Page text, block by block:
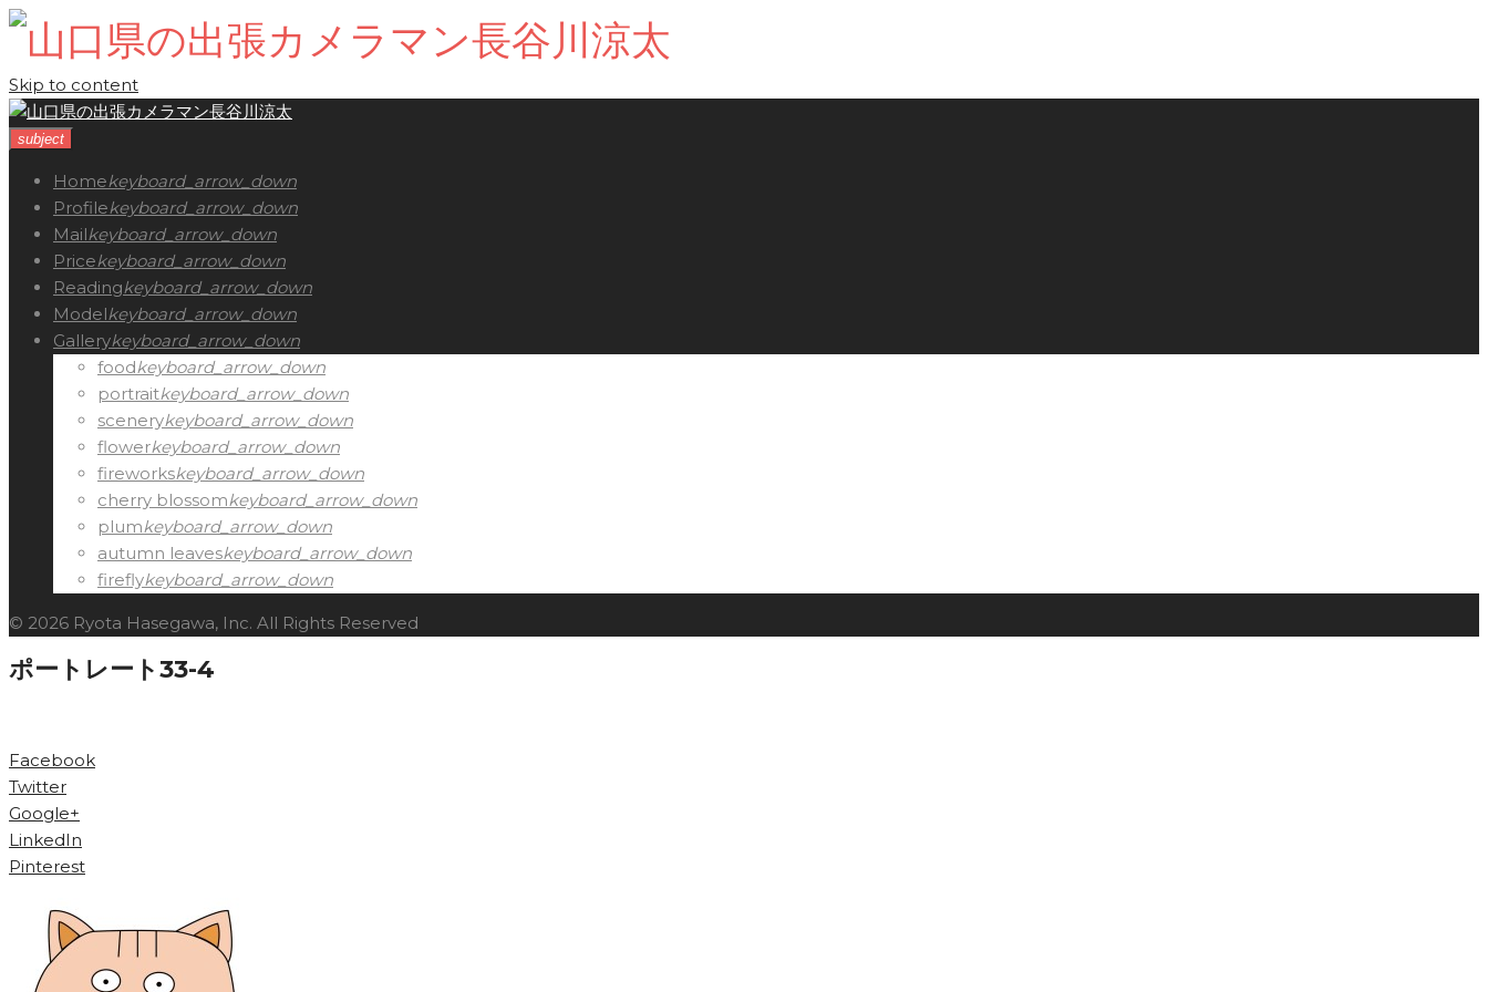
Skip to content
subject
Homekeyboard_arrow_down
Profilekeyboard_arrow_down
Mailkeyboard_arrow_down
Pricekeyboard_arrow_down
Readingkeyboard_arrow_down
Modelkeyboard_arrow_down
Gallerykeyboard_arrow_down
foodkeyboard_arrow_down
portraitkeyboard_arrow_down
scenerykeyboard_arrow_down
flowerkeyboard_arrow_down
fireworkskeyboard_arrow_down
cherry blossomkeyboard_arrow_down
plumkeyboard_arrow_down
autumn leaveskeyboard_arrow_down
fireflykeyboard_arrow_down
© 2026 Ryota Hasegawa, Inc. All Rights Reserved
ポートレート33-4
Facebook
Twitter
Google+
LinkedIn
Pinterest